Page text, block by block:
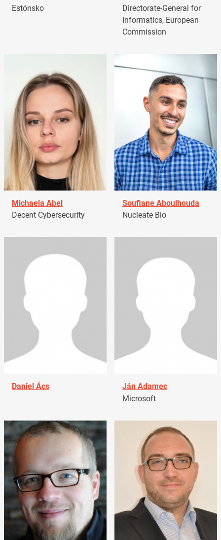
Estónsko
Directorate-General for
Informatics, European
Commission
Michaela Abel
Decent Cybersecurity
Soufiane Aboulhouda
Nucleate Bio
Daniel Ács
Ján Adamec
Microsoft